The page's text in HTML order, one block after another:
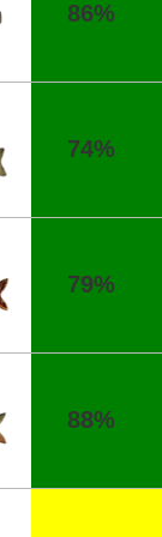
86%
74%
79%
88%
5 кг
не
оказался
ерундой, ни
сервис, всегда
всего одну рыбу,
прогноз клева,
поймать